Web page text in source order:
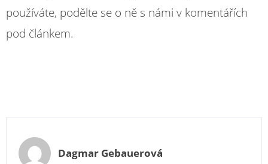
používáte, podělte se o ně s námi v komentářích
pod článkem.
Dagmar Gebauerová